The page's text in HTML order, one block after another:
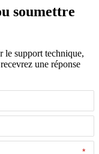
soumettre
le support technique,
une réponse